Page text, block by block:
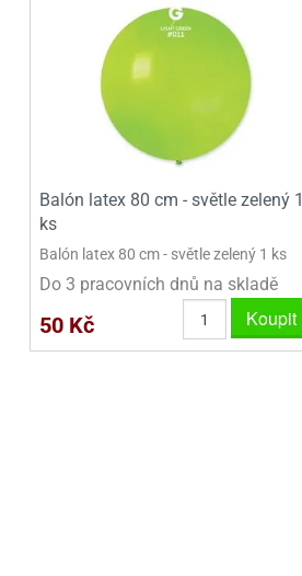
- VÁNOCE
- VELIKONOCE
- ZVÍŘATA
- ROSTLINY
- BUDOVY
VYKRAJOVÁTEK - OSTATNÍ
VYKRAJOVÁTEK - VÁNOCE
VYKRAJOVÁTEK - VELIKONOCE
Balón latex 80 cm - světle zelený 1
ks
Balón latex 80 cm - světle zelený 1 ks
Do 3 pracovních dnů na skladě
50 Kč Koupit